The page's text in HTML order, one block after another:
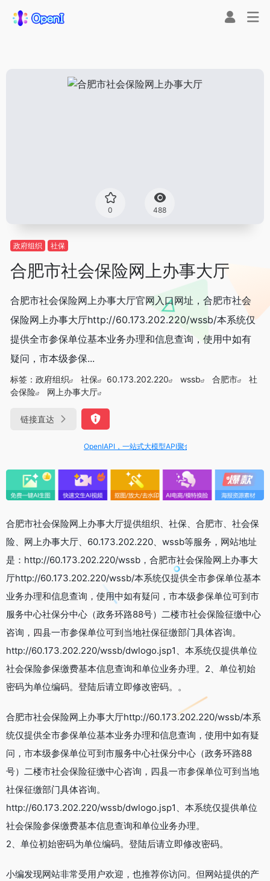
0 488
政府组织 社保
合肥市社会保险网上办事大厅
合肥市社会保险网上办事大厅官网入口网址，合肥市社会
保险网上办事大厅http://60.173.202.220/wssb/本系统仅
提供全市参保单位基本业务办理和信息查询，使用中如有
疑问，市本级参保...
标签： 政府组织 社保 60.173.202.220 wssb 合肥市
社
会保险
网上办事大厅
链接直达
OpenIAPI，一站式大模型API聚合平台
合肥市社会保险网上办事大厅提供组织、社保、合肥市、社会保
险、网上办事大厅、60.173.202.220、wssb等服务，网站地址
是：http://60.173.202.220/wssb，合肥市社会保险网上办事大
厅http://60.173.202.220/wssb/本系统仅提供全市参保单位基本
业务办理和信息查询，使用中如有疑问，市本级参保单位可到市
服务中心社保分中心（政务环路88号）二楼市社会保险征缴中心
咨询，四县一市参保单位可到当地社保征缴部门具体咨询。
http://60.173.202.220/wssb/dwlogo.jsp1、本系统仅提供单位
社会保险参保缴费基本信息查询和单位业务办理。2、单位初始
密码为单位编码。登陆后请立即修改密码。。
合肥市社会保险网上办事大厅http://60.173.202.220/wssb/本系
统仅提供全市参保单位基本业务办理和信息查询，使用中如有疑
问，市本级参保单位可到市服务中心社保分中心（政务环路88
号）二楼市社会保险征缴中心咨询，四县一市参保单位可到当地
社保征缴部门具体咨询。
http://60.173.202.220/wssb/dwlogo.jsp1、本系统仅提供单位
社会保险参保缴费基本信息查询和单位业务办理。
2、单位初始密码为单位编码。登陆后请立即修改密码。
小编发现网站非常受用户欢迎，也推荐你访问。但网站提供的产